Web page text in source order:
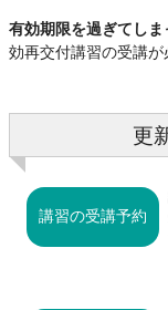
有効期限を過ぎてしま
効再交付講習の受講が
更
講習の受講予約